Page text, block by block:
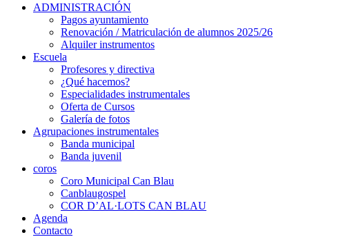
ADMINISTRACIÓN
Pagos ayuntamiento
Renovación / Matriculación de alumnos 2025/26
Alquiler instrumentos
Escuela
Profesores y directiva
¿Qué hacemos?
Especialidades instrumentales
Oferta de Cursos
Galería de fotos
Agrupaciones instrumentales
Banda municipal
Banda juvenil
coros
Coro Municipal Can Blau
Canblaugospel
COR D’AL·LOTS CAN BLAU
Agenda
Contacto